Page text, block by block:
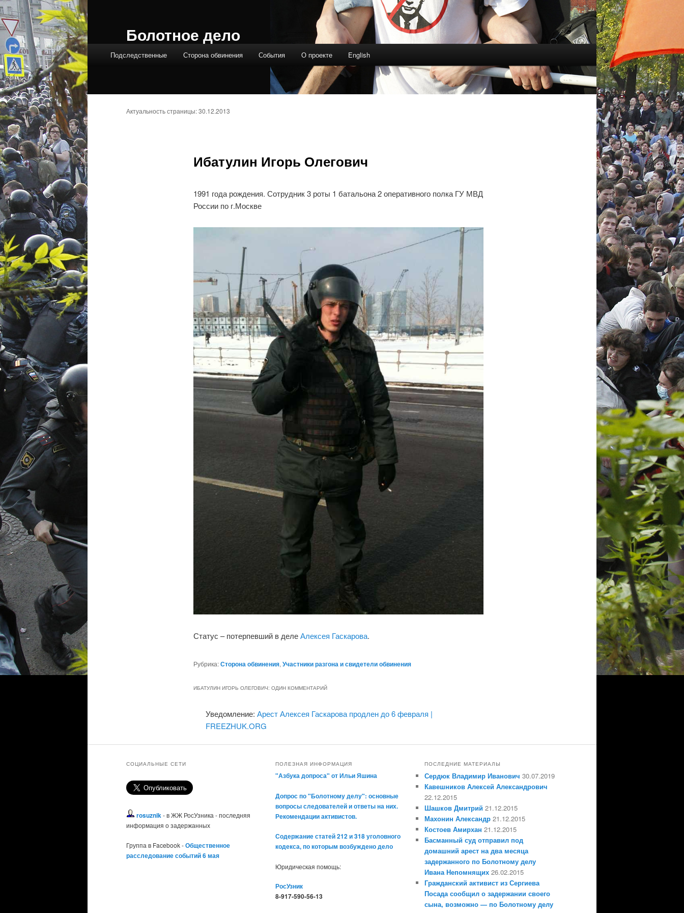
Болотное дело
Подследственные Сторона обвинения События О проекте English
Ибатулин Игорь Олегович
Актуальность страницы: 30.12.2013
1991 года рождения. Сотрудник 3 роты 1 батальона 2 оперативного полка ГУ МВД
России по г.Москве
Статус – потерпевший в делеАлексея Гаскарова.
Рубрика:Сторона обвинения, Участники разгона и свидетели обвинения
ИБАТУЛИН ИГОРЬ ОЛЕГОВИЧ: ОДИН КОММЕНТАРИЙ
Уведомление:Арест Алексея Гаскарова продлен до 6 февраля |
FREEZHUK.ORG
СОЦИАЛЬНЫЕ СЕТИ
rosuznik- в ЖЖ РосУзника - последняя
информация о задержанных
Группа в Facebook -Общественное
расследование событий 6 мая
ПОЛЕЗНАЯ ИНФОРМАЦИЯ
"Азбука допроса" от Ильи Яшина
Допрос по "Болотному делу": основные
вопросы следователей и ответы на них.
Рекомендации активистов.
Содержание статей 212 и 318 уголовного
кодекса, по которым возбуждено дело
Юридическая помощь:
РосУзник
8-917-590-56-13
ПОСЛЕДНИЕ МАТЕРИАЛЫ
Сердюк Владимир Иванович 30.07.2019
Кавешников Алексей Александрович
22.12.2015
Шашков Дмитрий 21.12.2015
Махонин Александр 21.12.2015
Костоев Амирхан 21.12.2015
Басманный суд отправил под
домашний арест на два месяца
задержанного по Болотному делу
Ивана Непомнящих 26.02.2015
Гражданский активист из Сергиева
Посада сообщил о задержании своего
сына, возможно — по Болотному делу